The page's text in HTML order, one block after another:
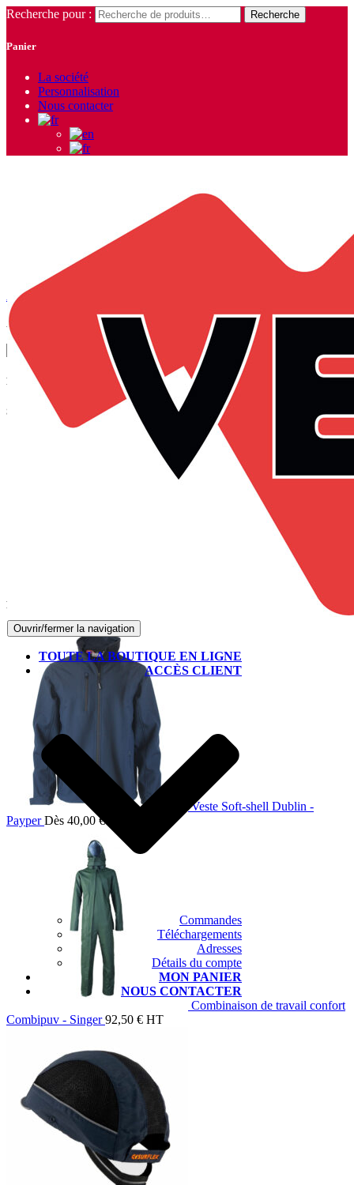
Recherche pour : Recherche
Panier
La société
Personnalisation
Nous contacter
Ouvrir/fermer la navigation
TOUTE LA BOUTIQUE EN LIGNE
ACCÈS CLIENT
Commandes
Téléchargements
Adresses
Détails du compte
MON PANIER
NOUS CONTACTER
Chaussures montantes
Accueil
Affichage de 1–9 sur 13 résultats
Panier
Suivez-nous sur Facebook
Produits les mieux notés
Veste Soft-shell Dublin -
Payper Dès 40,00€HT
Combinaison de travail confort
Combipuv - Singer 92,50 € HT